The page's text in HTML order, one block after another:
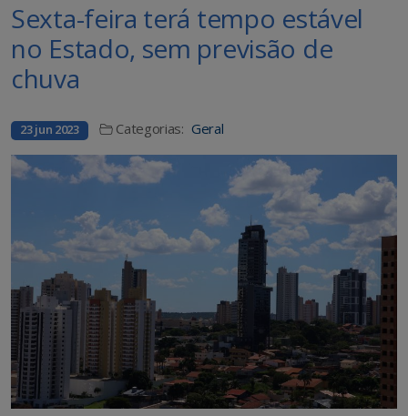
Sexta-feira terá tempo estável
no Estado, sem previsão de
chuva
23 jun 2023 Categorias: Geral